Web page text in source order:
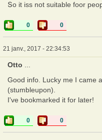
Տo it iss not suitable foor
0 0
21 janv., 2017 - 22:34:53
Otto ...
Good info. Lucky me I came
(stumbleupon).
I've bookmarked it for later!
0 0